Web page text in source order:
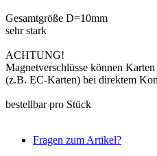
Gesamtgröße D=10mm
sehr stark
ACHTUNG!
Magnetverschlüsse können
(z.B. EC-Karten) bei direktem
bestellbar pro Stück
Fragen zum Artikel?